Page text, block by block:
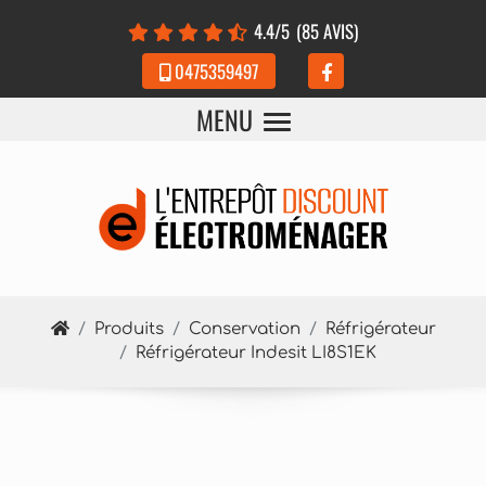
4.4/5 (85 AVIS)
0475359497
MENU
Produits Conservation
Réfrigérateur
Réfrigérateur Indesit LI8S1EK